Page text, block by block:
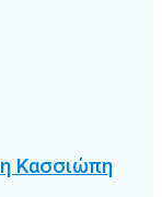
Κασσιώπη